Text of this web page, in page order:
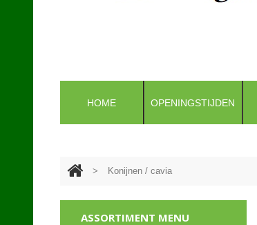
HOME OPENINGSTIJDEN
> Konijnen / cavia
ASSORTIMENT MENU